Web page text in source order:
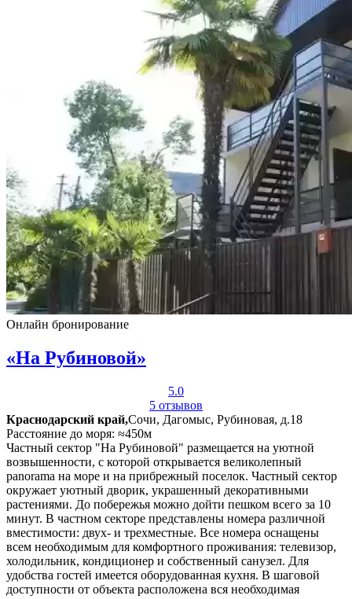
Онлайн бронирование
«На Рубиновой»
5.0
5 отзывов
Краснодарский край,Сочи, Дагомыс, Рубиновая, д.18
Расстояние до моря: ≈450м
Частный сектор "На Рубиновой" размещается на уютной
возвышенности, с которой открывается великолепный
panorama на море и на прибрежный поселок. Частный сектор
окружает уютный дворик, украшенный декоративными
растениями. До побережья можно дойти пешком всего за 10
минут. В частном секторе представлены номера различной
вместимости: двух- и трехместные. Все номера оснащены
всем необходимым для комфортного проживания: телевизор,
холодильник, кондиционер и собственный санузел. Для
удобства гостей имеется оборудованная кухня. В шаговой
доступности от объекта расположена вся необходимая